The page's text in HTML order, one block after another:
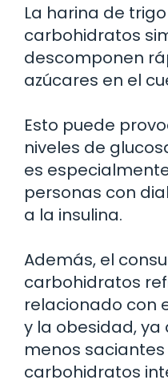
La harina de
carbohidratos
descomponen
azúcares en el
Esto puede
niveles de
es
personas con
a la insulina.
Además, el
carbohidratos
relacionado con
y la obesidad,
menos saciantes
carbohidratos